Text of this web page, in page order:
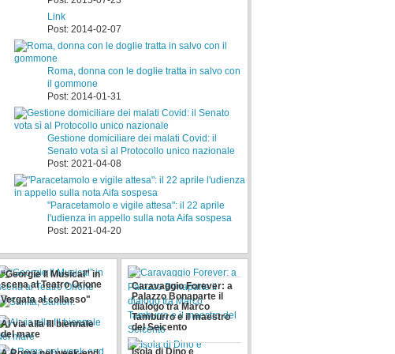
Link
Post: 2014-02-07
Roma, donna con le doglie tratta in salvo con
il gommone
Post: 2014-01-31
Gestione domiciliare dei malati Covid: il
Senato vota sì al Protocollo unico nazionale
Post: 2021-04-08
"Paracetamolo e vigile attesa": il 22 aprile
l'udienza in appello sulla nota Aifa sospesa
Post: 2021-04-20
“Georgie Il Musical” in
scena al Teatro Orione
Sanità, Santori: "
Pronto soccorso Tor
Vergata al collasso"
Al via alla III biennale
del mare
Caravaggio Forever: a
Palazzo Bonaparte il
dialogo tra Marco
Tamburro e il maestro
del Seicento
Isola di Dino e